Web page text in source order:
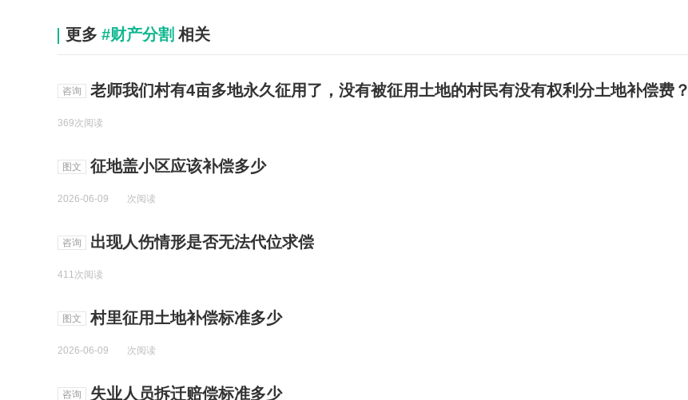
更多 #财产分割 相关
咨询 老师我们村有4亩多地永久征用了，没有被征用土地的村民有没有权利分土地补偿费？
369次阅读
图文 征地盖小区应该补偿多少
2026-06-09 次阅读
咨询 出现人伤情形是否无法代位求偿
411次阅读
图文 村里征用土地补偿标准多少
2026-06-09 次阅读
咨询 失业人员拆迁赔偿标准多少